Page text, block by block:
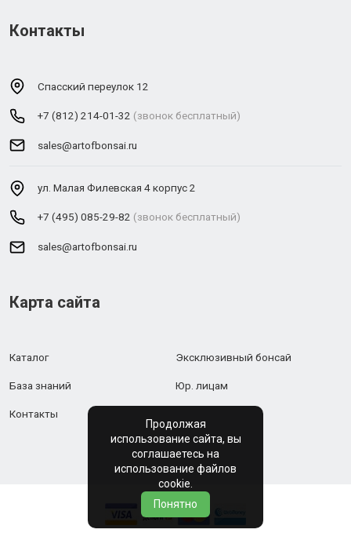
Контакты
Спасский переулок 12
+7 (812) 214-01-32 (звонок бесплатный)
sales@artofbonsai.ru
ул. Малая Филевская 4 корпус 2
+7 (495) 085-29-82 (звонок бесплатный)
sales@artofbonsai.ru
Карта сайта
Каталог Эксклюзивный бонсай
База знаний Юр. лицам
Контакты
Продолжая
использование сайта, вы
соглашаетесь на
использование файлов
cookie.
Понятно